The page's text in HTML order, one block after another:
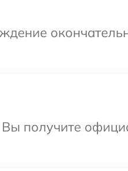
Вы получите